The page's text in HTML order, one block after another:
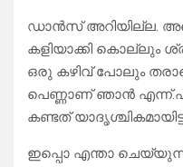
ഡാൻസ് അറിയില്ല.
കളിയാക്കി കൊല്ലും
ഒരു കഴിവ് പോലും
പെണ്ണാണ് ഞാൻ
കണ്ടത്
ഇപ്പൊ എന്താ